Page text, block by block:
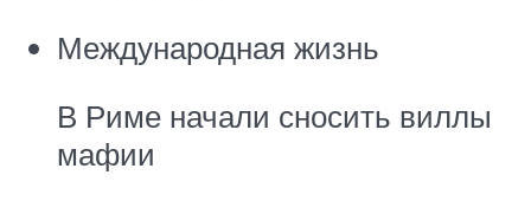
Международная жизнь
В Риме начали сносить виллы
мафии